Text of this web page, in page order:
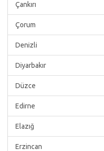
Çankırı
Çorum
Denizli
Diyarbakır
Düzce
Edirne
Elazığ
Erzincan